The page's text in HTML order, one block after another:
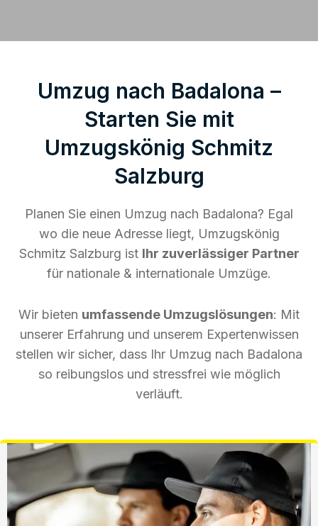
Umzug nach Badalona –
Starten Sie mit
Umzugskönig Schmitz
Salzburg
Planen Sie einen Umzug nach Badalona? Egal
wo die neue Adresse liegt, Umzugskönig
Schmitz Salzburg ist Ihr zuverlässiger Partner
für nationale & internationale Umzüge.
Wir bieten umfassende Umzugslösungen: Mit
unserer Erfahrung und unserem Expertenwissen
stellen wir sicher, dass Ihr Umzug nach Badalona
so reibungslos und stressfrei wie möglich
verläuft.